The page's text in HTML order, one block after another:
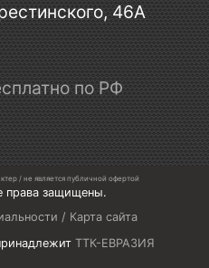
46А
по РФ
/ не является публичной офертой
права защищены.
/ Карта сайта
ТТК-ЕВРАЗИЯ